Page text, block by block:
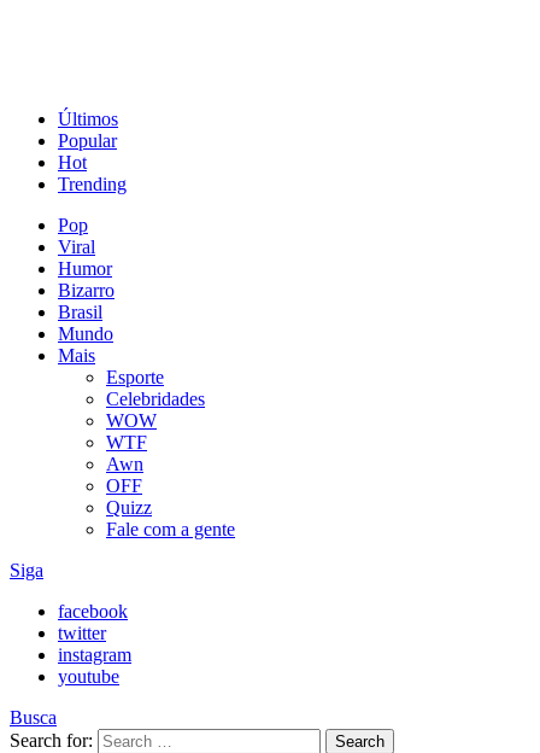
Últimos
Popular
Hot
Trending
Pop
Viral
Humor
Bizarro
Brasil
Mundo
Mais
Esporte
Celebridades
WOW
WTF
Awn
OFF
Quizz
Fale com a gente
Siga
facebook
twitter
instagram
youtube
Busca
Search for:
Search